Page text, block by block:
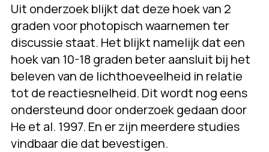
Uit onderzoek blijkt dat deze hoek van 2
graden voor photopisch waarnemen ter
discussie staat. Het blijkt namelijk dat een
hoek van 10-18 graden beter aansluit bij het
beleven van de lichthoeveelheid in relatie
tot de reactiesnelheid. Dit wordt nog eens
ondersteund door onderzoek gedaan door
He et al. 1997. En er zijn meerdere studies
vindbaar die dat bevestigen.